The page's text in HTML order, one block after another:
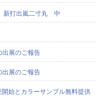
新打出嵐二寸丸 中
出展のご報告
出展のご報告
始とカラーサンプル無料提供